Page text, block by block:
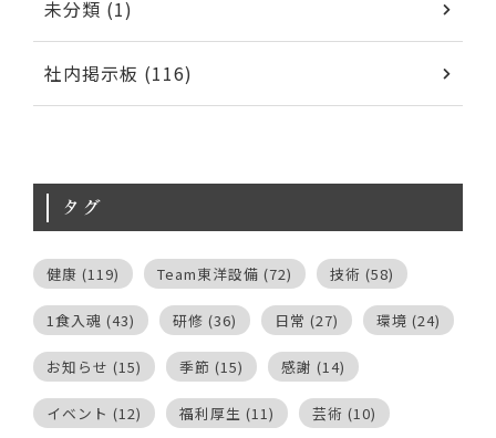
未分類 (1)
社内掲示板 (116)
タグ
健康 (119) Team東洋設備 (72) 技術 (58)
1食入魂 (43) 研修 (36) 日常 (27) 環境 (24)
お知らせ (15) 季節 (15) 感謝 (14)
イベント (12) 福利厚生 (11) 芸術 (10)